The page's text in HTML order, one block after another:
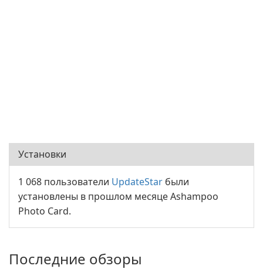
Установки
1 068 пользователи UpdateStar были
установлены в прошлом месяце Ashampoo
Photo Card.
Последние обзоры